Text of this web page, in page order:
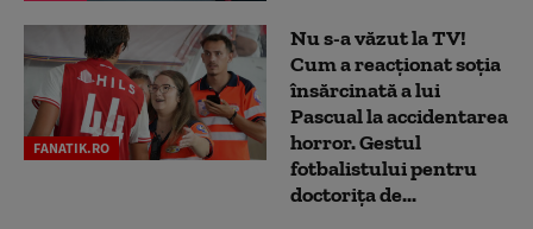
FANATIK.RO
Nu s-a văzut la TV!
Cum a reacţionat soţia
însărcinată a lui
Pascual la accidentarea
horror. Gestul
fotbalistului pentru
doctoriţa de...